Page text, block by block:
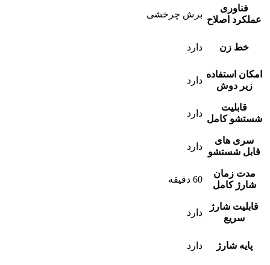
فناوری
عملکرد اصلاح
برش چرخشی
خط زن دارد
امکان استفاده
زیر دوش
دارد
قابلیت
شستشو کامل
دارد
سری های
قابل شستشو
دارد
مدت زمان
شارژ کامل
60 دقیقه
قابلیت شارژ
سریع
دارد
پایه شارژ دارد